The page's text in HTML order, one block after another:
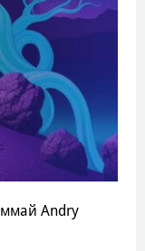
Andry